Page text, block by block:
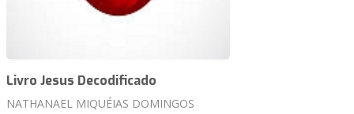
Livro Jesus Decodificado
NATHANAEL MIQUÉIAS DOMINGOS